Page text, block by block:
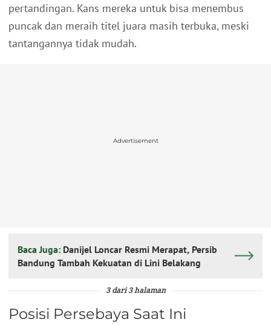
pertandingan. Kans mereka untuk bisa menembus
puncak dan meraih titel juara masih terbuka, meski
tantangannya tidak mudah.
Advertisement
Baca Juga: Danijel Loncar Resmi Merapat, Persib
Bandung Tambah Kekuatan di Lini Belakang
3 dari 3 halaman
Posisi Persebaya Saat Ini